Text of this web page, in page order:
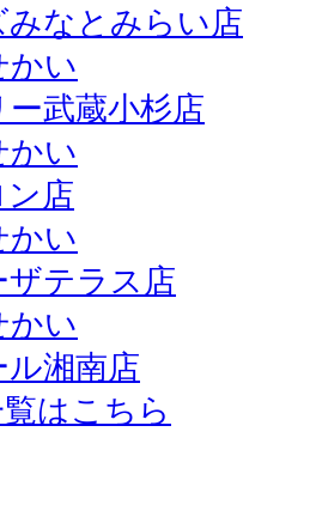
みなとみらい店
かい
武蔵小杉店
かい
ン店
かい
テラス店
かい
湘南店
はこちら